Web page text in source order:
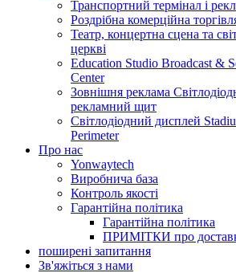
Транспортний термінал і
Роздрібна комерційна
Театр, концертна сцена та
церкві
Education Studio Broadcast &
Center
Зовнішня реклама
рекламний щит
Світлодіодний дисплей
Perimeter
Про нас
Yonwaytech
Виробнича база
Контроль якості
Гарантійна політика
Гарантійна політика
ПРИМІТКИ про
поширені запитання
Зв'яжіться з нами